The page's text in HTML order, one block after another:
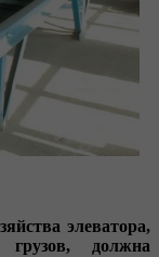
элеватора,
грузов, должна